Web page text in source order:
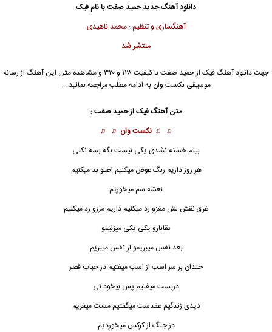
دانلود آهنگ جدیدحمید صفتبا نام فیک
آهنگسازی و تنظیم : محمد ناهیدی
منتشر شد
جهت دانلود آهنگ فیک ازحمید صفت
با کیفیت ۱۲۸ و ۳۲۰ و مشاهده متن این آهنگ از رسانه
موسیقی نکست وان به ادامه مطلب مراجعه نمائید …
متن آهنگ فیک از حمید صفت :
♫ ♫ نکست وان ♫ ♫
بینم خسته نشدی یکی نیست بگه بسه نکنی
هر روز داریم رنگ عوض میکنیم اصلو بد میکنیم
نعشه سم میخوریم
غرق نقش لش مغزو رد میکنیم داریم مرزو رد میکنیم
نقابارو یکی یکی میزنیمو
بعد نفس میبریمو از نفس میبریم
خندان بر سر اسب از اسب میفتیم در حباب قصر
دربست میفتیم پس بیخود نی
دیدی زندگیم عقدست میگفتیم مست میغریم
در جنگ از کرکس میخوردیم